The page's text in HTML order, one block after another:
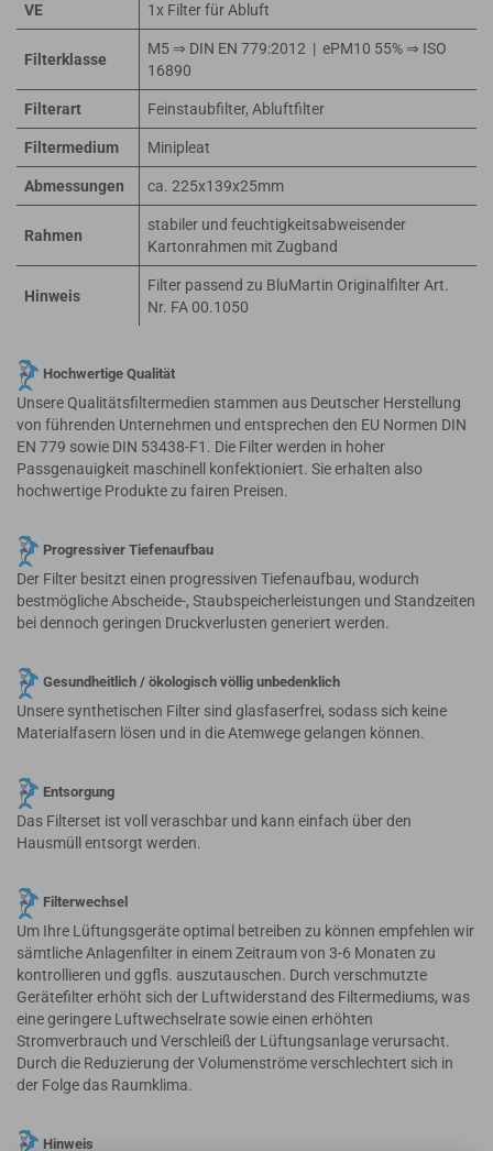
VE 1x Filter für Abluft
Filterklasse
M5 ⇒ DIN EN 779:2012 | ePM10 55% ⇒ ISO
16890
Filterart Feinstaubfilter, Abluftfilter
Filtermedium Minipleat
Abmessungen ca. 225x139x25mm
Rahmen
stabiler und feuchtigkeitsabweisender
Kartonrahmen mit Zugband
Hinweis
Filter passend zu BluMartin Originalfilter Art.
Nr. FA 00.1050
Hochwertige Qualität
Unsere Qualitätsfiltermedien stammen aus Deutscher Herstellung
von führenden Unternehmen und entsprechen den EU Normen DIN
EN 779 sowie DIN 53438-F1. Die Filter werden in hoher
Passgenauigkeit maschinell konfektioniert. Sie erhalten also
hochwertige Produkte zu fairen Preisen.
Progressiver Tiefenaufbau
Der Filter besitzt einen progressiven Tiefenaufbau, wodurch
bestmögliche Abscheide-, Staubspeicherleistungen und Standzeiten
bei dennoch geringen Druckverlusten generiert werden.
Gesundheitlich / ökologisch völlig unbedenklich
Unsere synthetischen Filter sind glasfaserfrei, sodass sich keine
Materialfasern lösen und in die Atemwege gelangen können.
Entsorgung
Das Filterset ist voll veraschbar und kann einfach über den
Hausmüll entsorgt werden.
Filterwechsel
Um Ihre Lüftungsgeräte optimal betreiben zu können empfehlen wir
sämtliche Anlagenfilter in einem Zeitraum von 3-6 Monaten zu
kontrollieren und ggfls. auszutauschen. Durch verschmutzte
Gerätefilter erhöht sich der Luftwiderstand des Filtermediums, was
eine geringere Luftwechselrate sowie einen erhöhten
Stromverbrauch und Verschleiß der Lüftungsanlage verursacht.
Durch die Reduzierung der Volumenströme verschlechtert sich in
der Folge das Raumklima.
Hinweis